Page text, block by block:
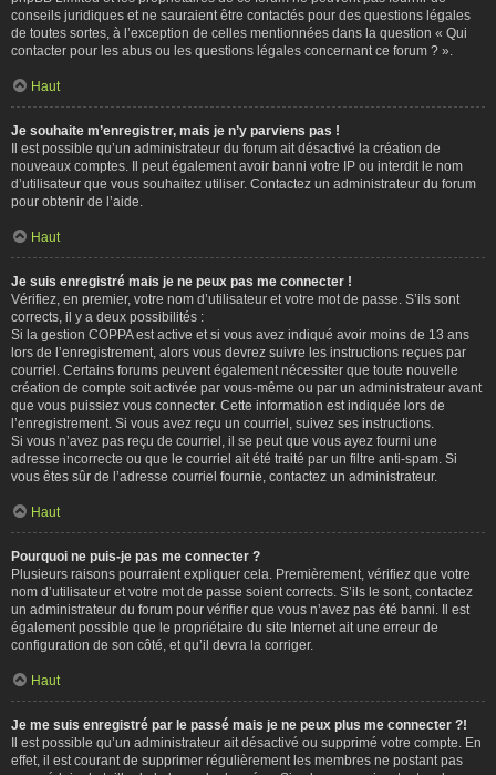
conseils juridiques et ne sauraient être contactés pour des questions légales
de toutes sortes, à l’exception de celles mentionnées dans la question « Qui
contacter pour les abus ou les questions légales concernant ce forum ? ».
Haut
Je souhaite m’enregistrer, mais je n’y parviens pas !
Il est possible qu’un administrateur du forum ait désactivé la création de
nouveaux comptes. Il peut également avoir banni votre IP ou interdit le nom
d’utilisateur que vous souhaitez utiliser. Contactez un administrateur du forum
pour obtenir de l’aide.
Haut
Je suis enregistré mais je ne peux pas me connecter !
Vérifiez, en premier, votre nom d’utilisateur et votre mot de passe. S’ils sont
corrects, il y a deux possibilités :
Si la gestion COPPA est active et si vous avez indiqué avoir moins de 13 ans
lors de l’enregistrement, alors vous devrez suivre les instructions reçues par
courriel. Certains forums peuvent également nécessiter que toute nouvelle
création de compte soit activée par vous-même ou par un administrateur avant
que vous puissiez vous connecter. Cette information est indiquée lors de
l’enregistrement. Si vous avez reçu un courriel, suivez ses instructions.
Si vous n’avez pas reçu de courriel, il se peut que vous ayez fourni une
adresse incorrecte ou que le courriel ait été traité par un filtre anti-spam. Si
vous êtes sûr de l’adresse courriel fournie, contactez un administrateur.
Haut
Pourquoi ne puis-je pas me connecter ?
Plusieurs raisons pourraient expliquer cela. Premièrement, vérifiez que votre
nom d’utilisateur et votre mot de passe soient corrects. S’ils le sont, contactez
un administrateur du forum pour vérifier que vous n’avez pas été banni. Il est
également possible que le propriétaire du site Internet ait une erreur de
configuration de son côté, et qu’il devra la corriger.
Haut
Je me suis enregistré par le passé mais je ne peux plus me connecter ?!
Il est possible qu’un administrateur ait désactivé ou supprimé votre compte. En
effet, il est courant de supprimer régulièrement les membres ne postant pas